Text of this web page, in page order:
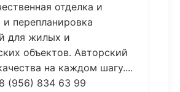
отделка и
и перепланировка
для жилых и
объектов. Авторский
на каждом шагу....
8 (956) 834 63 99